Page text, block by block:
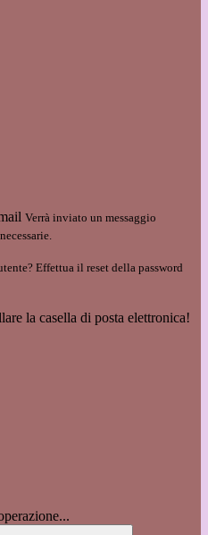
Verrà inviato un messaggio
Effettua il reset della password
la casella di posta elettronica!